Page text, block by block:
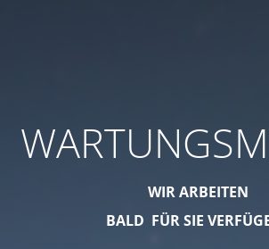
WIR ARBEITEN
BALD FÜR SIE